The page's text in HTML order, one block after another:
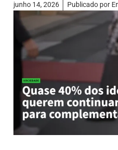
junho 14, 2026 Publicado por